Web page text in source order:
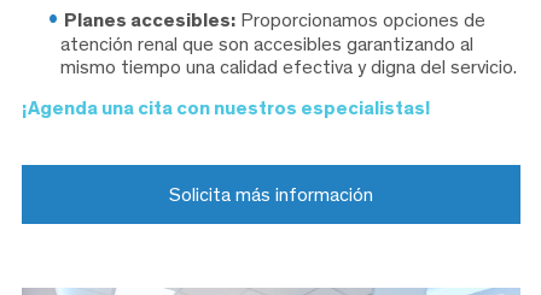
Planes accesibles:Proporcionamos opciones de
atención renal que son accesibles garantizando al
mismo tiempo una calidad efectiva y digna del servicio.
¡Agenda una cita con nuestros especialistas!
Solicita más información